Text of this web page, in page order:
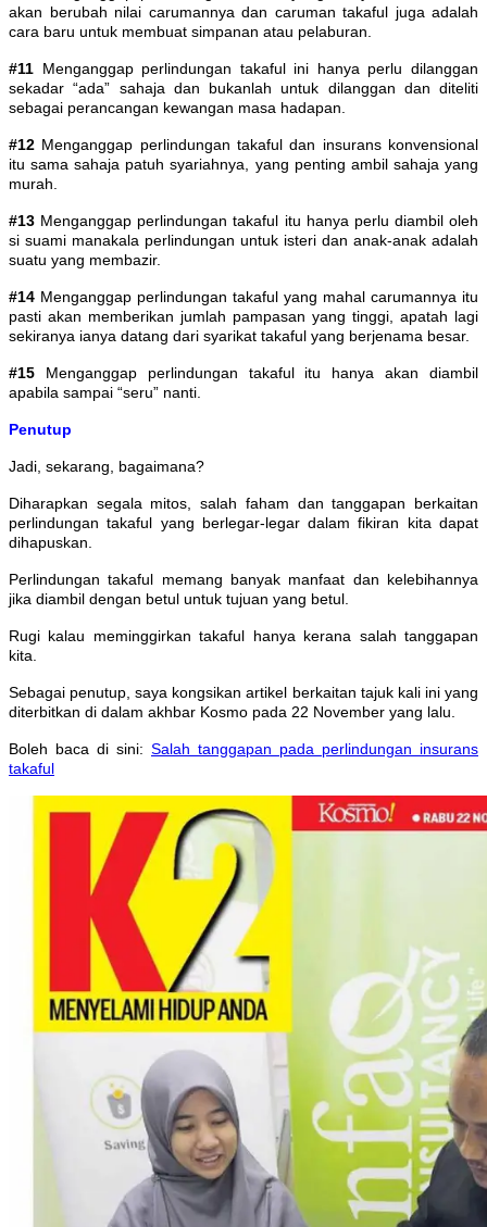
akan berubah nilai carumannya dan caruman takaful juga adalah
cara baru untuk membuat simpanan atau pelaburan.
#11 Menganggap perlindungan takaful ini hanya perlu dilanggan
sekadar “ada” sahaja dan bukanlah untuk dilanggan dan diteliti
sebagai perancangan kewangan masa hadapan.
#12 Menganggap perlindungan takaful dan insurans konvensional
itu sama sahaja patuh syariahnya, yang penting ambil sahaja yang
murah.
#13 Menganggap perlindungan takaful itu hanya perlu diambil oleh
si suami manakala perlindungan untuk isteri dan anak-anak adalah
suatu yang membazir.
#14 Menganggap perlindungan takaful yang mahal carumannya itu
pasti akan memberikan jumlah pampasan yang tinggi, apatah lagi
sekiranya ianya datang dari syarikat takaful yang berjenama besar.
#15 Menganggap perlindungan takaful itu hanya akan diambil
apabila sampai “seru” nanti.
Penutup
Jadi, sekarang, bagaimana?
Diharapkan segala mitos, salah faham dan tanggapan berkaitan
perlindungan takaful yang berlegar-legar dalam fikiran kita dapat
dihapuskan.
Perlindungan takaful memang banyak manfaat dan kelebihannya
jika diambil dengan betul untuk tujuan yang betul.
Rugi kalau meminggirkan takaful hanya kerana salah tanggapan
kita.
Sebagai penutup, saya kongsikan artikel berkaitan tajuk kali ini yang
diterbitkan di dalam akhbar Kosmo pada 22 November yang lalu.
Boleh baca di sini: Salah tanggapan pada perlindungan insurans
takaful